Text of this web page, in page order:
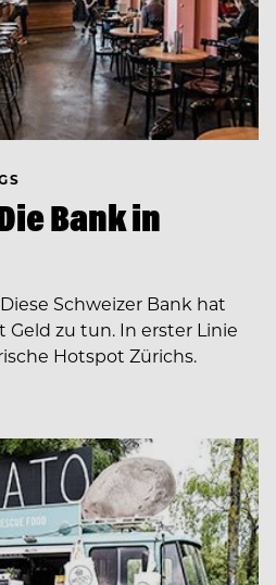
Bank in
Schweizer Bank hat
zu tun. In erster Linie
Hotspot Zürichs.